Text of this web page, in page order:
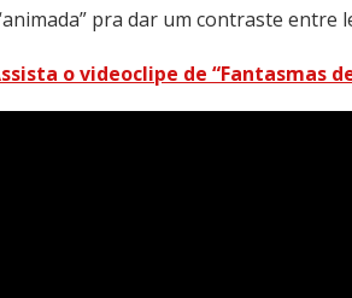
pra dar um contraste entre
o videoclipe de “Fantasmas